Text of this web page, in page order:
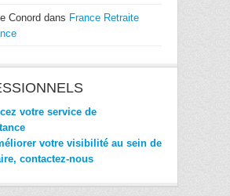
Conord dans France Retraite
votre service de
votre visibilité au sein de
contactez-nous